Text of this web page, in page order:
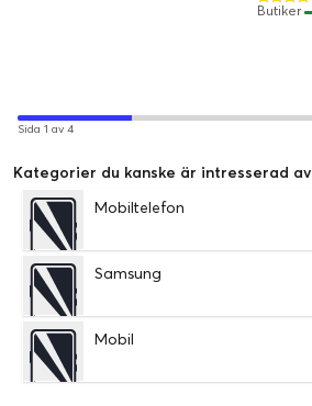
Butiker
Sida 1 av 4
Kategorier du kanske är intresserad av
Mobiltelefon
Samsung
Mobil